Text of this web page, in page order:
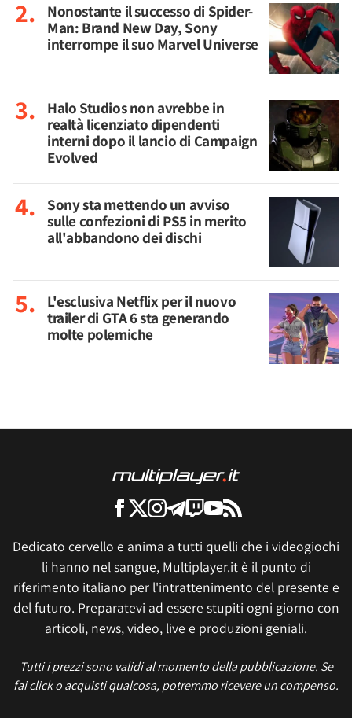
Nonostante il successo di Spider-
Man: Brand New Day, Sony
interrompe il suo Marvel Universe
Halo Studios non avrebbe in
realtà licenziato dipendenti
interni dopo il lancio di Campaign
Evolved
Sony sta mettendo un avviso
sulle confezioni di PS5 in merito
all'abbandono dei dischi
L'esclusiva Netflix per il nuovo
trailer di GTA 6 sta generando
molte polemiche
Dedicato cervello e anima a tutti quelli che i videogiochi
li hanno nel sangue, Multiplayer.it è il punto di
riferimento italiano per l'intrattenimento del presente e
del futuro. Preparatevi ad essere stupiti ogni giorno con
articoli, news, video, live e produzioni geniali.
Tutti i prezzi sono validi al momento della pubblicazione. Se
fai click o acquisti qualcosa, potremmo ricevere un compenso.